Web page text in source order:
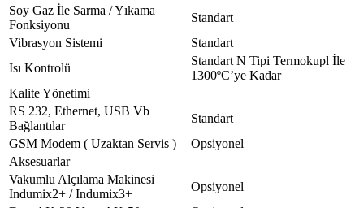
Soy Gaz İle Sarma / Yıkama
Fonksiyonu
Standart
Vibrasyon Sistemi
Standart
Isı Kontrolü
Standart N Tipi Termokupl İle
1300ºC’ye Kadar
Kalite Yönetimi
RS 232, Ethernet, USB Vb
Bağlantılar
Standart
GSM Modem ( Uzaktan Servis )
Opsiyonel
Aksesuarlar
Vakumlu Alçılama Makinesi
Indumix2+ / Indumix3+
Opsiyonel